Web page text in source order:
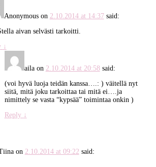
Anonymouson 2.10.2014 at 14:37 said:
aivan selvästi tarkoitti.
↓
ailaon 2.10.2014 at 20:58 said:
(voi hyvä luoja teidän kanssa….: ) väitellä nyt
siitä, mitä joku tarkoittaa tai mitä ei….ja
nimittely se vasta “kypsää” toimintaa onkin )
Reply ↓
on 2.10.2014 at 09:22 said: